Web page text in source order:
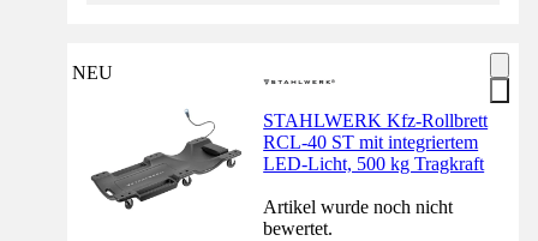
NEU
STAHLWERK Kfz-Rollbrett
RCL-40 ST mit integriertem
LED-Licht, 500 kg Tragkraft
Artikel wurde noch nicht
bewertet.